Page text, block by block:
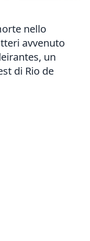
nello
avvenuto
un
di Rio de